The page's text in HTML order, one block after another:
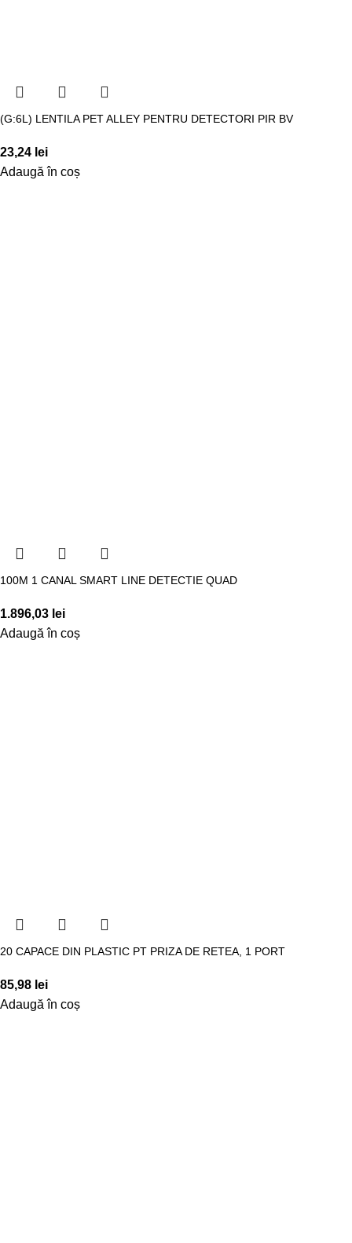
(G:6L) LENTILA PET ALLEY PENTRU DETECTORI PIR BV
23,24 lei
Adaugă în coș
100M 1 CANAL SMART LINE DETECTIE QUAD
1.896,03 lei
Adaugă în coș
20 CAPACE DIN PLASTIC PT PRIZA DE RETEA, 1 PORT
85,98 lei
Adaugă în coș